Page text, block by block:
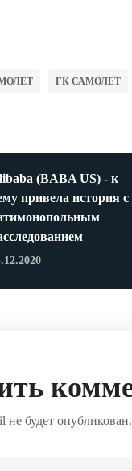
ГК САМОЛЕТ
(BABA US) - к
привела история с
не будет опубликован.